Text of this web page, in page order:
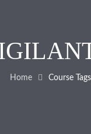
Home Course Tags